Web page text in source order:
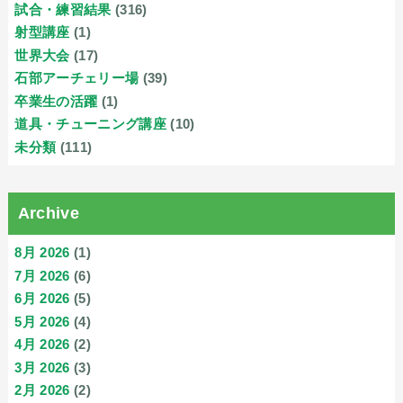
試合・練習結果 (316)
射型講座 (1)
世界大会 (17)
石部アーチェリー場 (39)
卒業生の活躍 (1)
道具・チューニング講座 (10)
未分類 (111)
Archive
8月 2026 (1)
7月 2026 (6)
6月 2026 (5)
5月 2026 (4)
4月 2026 (2)
3月 2026 (3)
2月 2026 (2)